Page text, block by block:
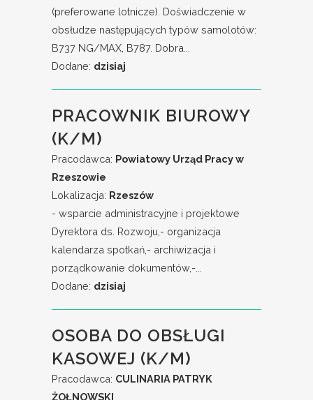
(preferowane lotnicze). Doświadczenie w
obsłudze następujących typów samolotów:
B737 NG/MAX, B787. Dobra...
Dodane: dzisiaj
PRACOWNIK BIUROWY
(K/M)
Pracodawca: Powiatowy Urząd Pracy w
Rzeszowie
Lokalizacja: Rzeszów
- wsparcie administracyjne i projektowe
Dyrektora ds. Rozwoju,- organizacja
kalendarza spotkań,- archiwizacja i
porządkowanie dokumentów,-...
Dodane: dzisiaj
OSOBA DO OBSŁUGI
KASOWEJ (K/M)
Pracodawca: CULINARIA PATRYK
ŻOŁNOWSKI